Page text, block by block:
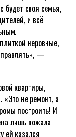
будет своя семья,
и всё
неровные,
—
квартиры,
«Это не ремонт, а
построить! И
лишь пожала
ей казался